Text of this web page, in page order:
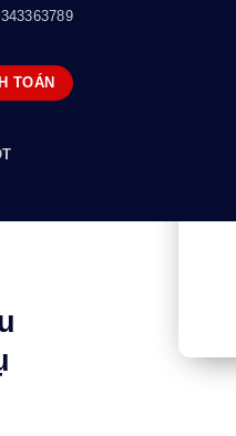
TOÁN